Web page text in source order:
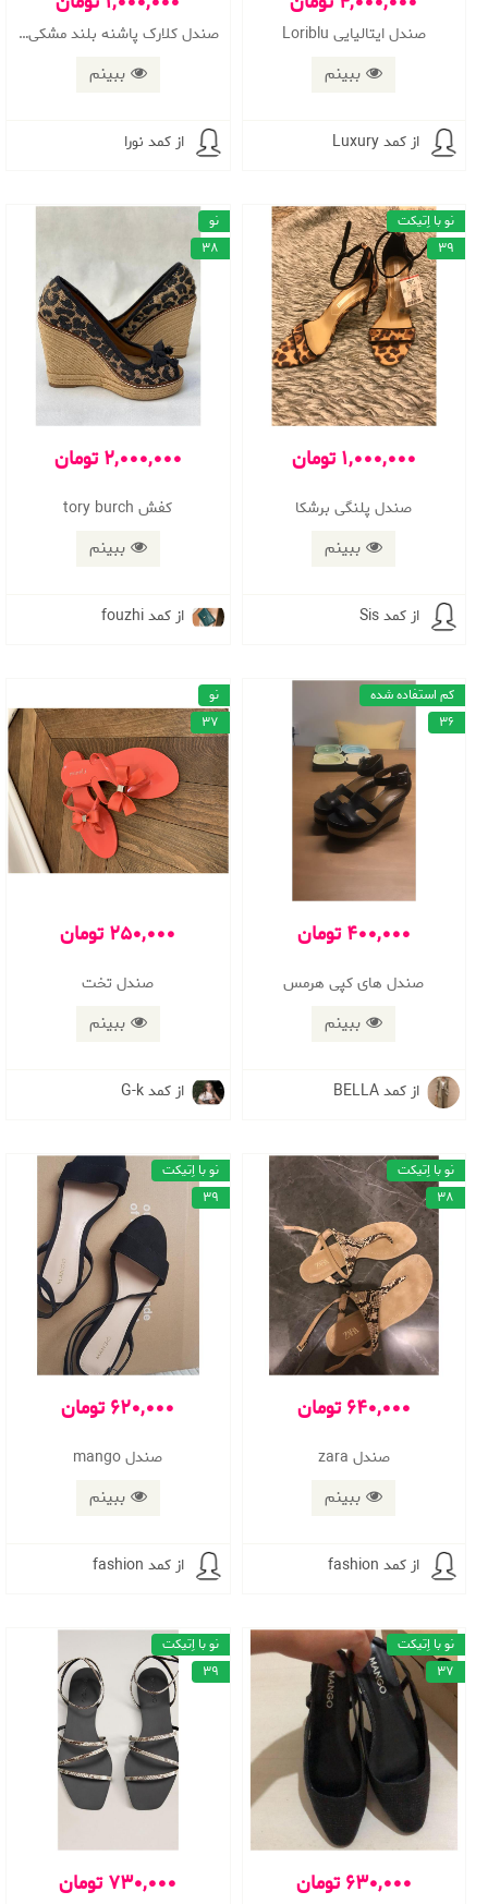
صندل ایتالیایی Loriblu
ببینم
از کمد Luxury
صندل کلارک پاشنه بلند مشکی سایز 38
ببینم
از کمد نورا
1,000,000 تومان
صندل پلنگی برشکا
ببینم
نو با اِتیکت
39
از کمد Sis
2,000,000 تومان
کفش tory burch
ببینم
نو
38
از کمد fouzhi
400,000 تومان
صندل های کپی هرمس
ببینم
کم استفاده شده
36
از کمد BELLA
250,000 تومان
صندل تخت
ببینم
نو
37
از کمد G-k
640,000 تومان
صندل zara
ببینم
نو با اِتیکت
38
از کمد fashion
620,000 تومان
صندل mango
ببینم
نو با اِتیکت
39
از کمد fashion
630,000 تومان
نو با اِتیکت
37
730,000 تومان
نو با اِتیکت
39